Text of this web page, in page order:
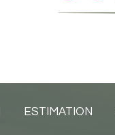
ESTIMATION